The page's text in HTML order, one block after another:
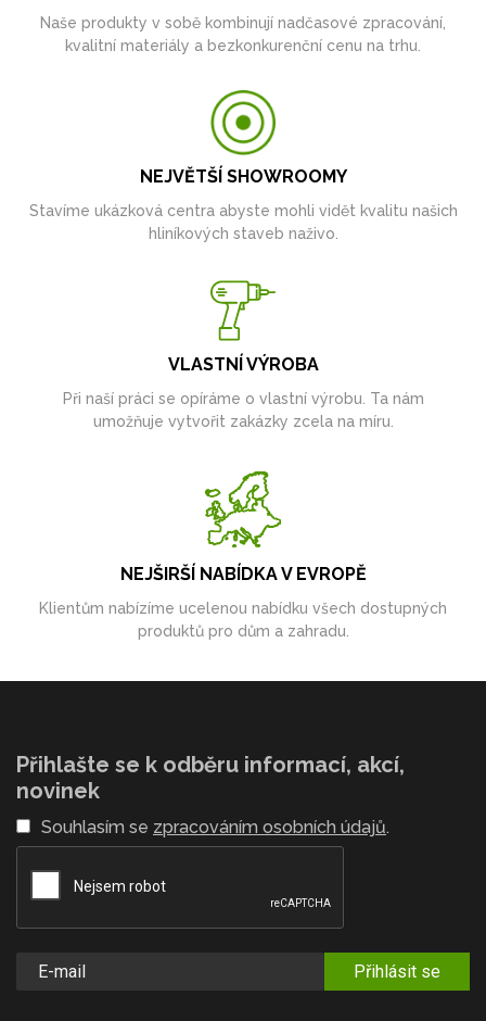
Naše produkty v sobě kombinují nadčasové zpracování,
kvalitní materiály a bezkonkurenční cenu na trhu.
NEJVĚTŠÍ SHOWROOMY
Stavíme ukázková centra abyste mohli vidět kvalitu našich
hliníkových staveb naživo.
VLASTNÍ VÝROBA
Při naší práci se opíráme o vlastní výrobu. Ta nám
umožňuje vytvořit zakázky zcela na míru.
NEJŠIRŠÍ NABÍDKA V EVROPĚ
Klientům nabízíme ucelenou nabídku všech dostupných
produktů pro dům a zahradu.
Přihlašte se k odběru informací, akcí,
novinek
Souhlasím se zpracováním osobních údajů.
Přihlásit se